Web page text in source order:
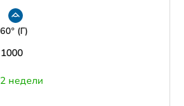
60° (Г)
2 недели